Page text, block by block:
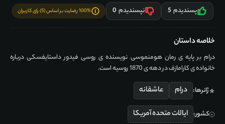
پسندیدم 5 نپسندیدم 0 100% رضایت بر اساس (5) رای کاربران
خلاصه داستان
درام بر پایه ی رمان هومنموسی نویسنده ی روسی فیدور داستایفسکی درباره
خانواده ی کارامازف در دهه ی 1870 روسیه است.
ژانرها: درام عاشقانه
کشور: ایالات متحده آمریکا